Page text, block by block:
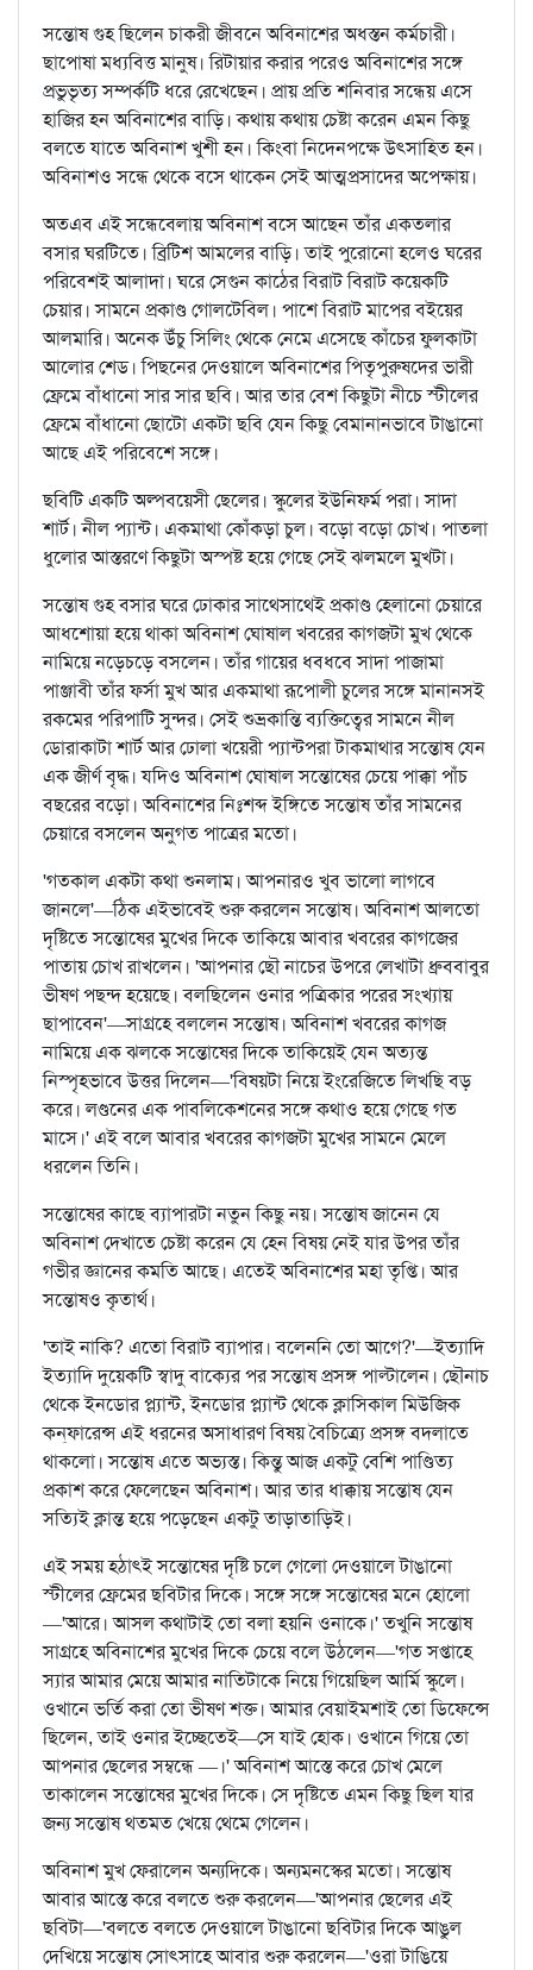
সন্তোষ গুহ ছিলেন চাকরী জীবনে অবিনাশের অধস্তন কর্মচারী।
ছাপোষা মধ্যবিত্ত মানুষ। রিটায়ার করার পরেও অবিনাশের সঙ্গে
প্রভুভৃত্য সম্পর্কটি ধরে রেখেছেন। প্রায় প্রতি শনিবার সন্ধেয় এসে
হাজির হন অবিনাশের বাড়ি। কথায় কথায় চেষ্টা করেন এমন কিছু
বলতে যাতে অবিনাশ খুশী হন। কিংবা নিদেনপক্ষে উৎসাহিত হন।
অবিনাশও সন্ধে থেকে বসে থাকেন সেই আত্মপ্রসাদের অপেক্ষায়।
অতএব এই সন্ধেবেলায় অবিনাশ বসে আছেন তাঁর একতলার
বসার ঘরটিতে। ব্রিটিশ আমলের বাড়ি। তাই পুরোনো হলেও ঘরের
পরিবেশই আলাদা। ঘরে সেগুন কাঠের বিরাট বিরাট কয়েকটি
চেয়ার। সামনে প্রকাণ্ড গোলটেবিল। পাশে বিরাট মাপের বইয়ের
আলমারি। অনেক উঁচু সিলিং থেকে নেমে এসেছে কাঁচের ফুলকাটা
আলোর শেড। পিছনের দেওয়ালে অবিনাশের পিতৃপুরুষদের ভারী
ফ্রেমে বাঁধানো সার সার ছবি। আর তার বেশ কিছুটা নীচে স্টীলের
ফ্রেমে বাঁধানো ছোটো একটা ছবি যেন কিছু বেমানানভাবে টাঙানো
আছে এই পরিবেশে সঙ্গে।
ছবিটি একটি অল্পবয়েসী ছেলের। স্কুলের ইউনিফর্ম পরা। সাদা
শার্ট। নীল প্যান্ট। একমাথা কোঁকড়া চুল। বড়ো বড়ো চোখ। পাতলা
ধুলোর আস্তরণে কিছুটা অস্পষ্ট হয়ে গেছে সেই ঝলমলে মুখটা।
সন্তোষ গুহ বসার ঘরে ঢোকার সাথেসাথেই প্রকাণ্ড হেলানো চেয়ারে
আধশোয়া হয়ে থাকা অবিনাশ ঘোষাল খবরের কাগজটা মুখ থেকে
নামিয়ে নড়েচড়ে বসলেন। তাঁর গায়ের ধবধবে সাদা পাজামা
পাঞ্জাবী তাঁর ফর্সা মুখ আর একমাথা রূপোলী চুলের সঙ্গে মানানসই
রকমের পরিপাটি সুন্দর। সেই শুভ্রকান্তি ব্যক্তিত্বের সামনে নীল
ডোরাকাটা শার্ট আর ঢোলা খয়েরী প্যান্টপরা টাকমাথার সন্তোষ যেন
এক জীর্ণ বৃদ্ধ। যদিও অবিনাশ ঘোষাল সন্তোষের চেয়ে পাক্কা পাঁচ
বছরের বড়ো। অবিনাশের নিঃশব্দ ইঙ্গিতে সন্তোষ তাঁর সামনের
চেয়ারে বসলেন অনুগত পাত্রের মতো।
'গতকাল একটা কথা শুনলাম। আপনারও খুব ভালো লাগবে
জানলে'—ঠিক এইভাবেই শুরু করলেন সন্তোষ। অবিনাশ আলতো
দৃষ্টিতে সন্তোষের মুখের দিকে তাকিয়ে আবার খবরের কাগজের
পাতায় চোখ রাখলেন। 'আপনার ছৌ নাচের উপরে লেখাটা ধ্রুববাবুর
ভীষণ পছন্দ হয়েছে। বলছিলেন ওনার পত্রিকার পরের সংখ্যায়
ছাপাবেন'—সাগ্রহে বললেন সন্তোষ। অবিনাশ খবরের কাগজ
নামিয়ে এক ঝলকে সন্তোষের দিকে তাকিয়েই যেন অত্যন্ত
নিস্পৃহভাবে উত্তর দিলেন—'বিষয়টা নিয়ে ইংরেজিতে লিখছি বড়
করে। লণ্ডনের এক পাবলিকেশনের সঙ্গে কথাও হয়ে গেছে গত
মাসে।' এই বলে আবার খবরের কাগজটা মুখের সামনে মেলে
ধরলেন তিনি।
সন্তোষের কাছে ব্যাপারটা নতুন কিছু নয়। সন্তোষ জানেন যে
অবিনাশ দেখাতে চেষ্টা করেন যে হেন বিষয় নেই যার উপর তাঁর
গভীর জ্ঞানের কমতি আছে। এতেই অবিনাশের মহা তৃপ্তি। আর
সন্তোষও কৃতার্থ।
'তাই নাকি? এতো বিরাট ব্যাপার। বলেননি তো আগে?'—ইত্যাদি
ইত্যাদি দুয়েকটি স্বাদু বাক্যের পর সন্তোষ প্রসঙ্গ পাল্টালেন। ছৌনাচ
থেকে ইনডোর প্ল্যান্ট, ইনডোর প্ল্যান্ট থেকে ক্লাসিকাল মিউজিক
কন্‌ফারেন্স এই ধরনের অসাধারণ বিষয় বৈচিত্র্যে প্রসঙ্গ বদলাতে
থাকলো। সন্তোষ এতে অভ্যস্ত। কিন্তু আজ একটু বেশি পাণ্ডিত্য
প্রকাশ করে ফেলেছেন অবিনাশ। আর তার ধাক্কায় সন্তোষ যেন
সত্যিই ক্লান্ত হয়ে পড়েছেন একটু তাড়াতাড়িই।
এই সময় হঠাৎই সন্তোষের দৃষ্টি চলে গেলো দেওয়ালে টাঙানো
স্টীলের ফ্রেমের ছবিটার দিকে। সঙ্গে সঙ্গে সন্তোষের মনে হোলো
—'আরে। আসল কথাটাই তো বলা হয়নি ওনাকে।' তখুনি সন্তোষ
সাগ্রহে অবিনাশের মুখের দিকে চেয়ে বলে উঠলেন—'গত সপ্তাহে
স্যার আমার মেয়ে আমার নাতিটাকে নিয়ে গিয়েছিল আর্মি স্কুলে।
ওখানে ভর্তি করা তো ভীষণ শক্ত। আমার বেয়াইমশাই তো ডিফেন্সে
ছিলেন, তাই ওনার ইচ্ছেতেই—সে যাই হোক। ওখানে গিয়ে তো
আপনার ছেলের সম্বন্ধে —।' অবিনাশ আস্তে করে চোখ মেলে
তাকালেন সন্তোষের মুখের দিকে। সে দৃষ্টিতে এমন কিছু ছিল যার
জন্য সন্তোষ থতমত খেয়ে থেমে গেলেন।
অবিনাশ মুখ ফেরালেন অন্যদিকে। অন্যমনস্কের মতো। সন্তোষ
আবার আস্তে করে বলতে শুরু করলেন—'আপনার ছেলের এই
ছবিটা—'বলতে বলতে দেওয়ালে টাঙানো ছবিটার দিকে আঙুল
দেখিয়ে সন্তোষ সোৎসাহে আবার শুরু করলেন—'ওরা টাঙিয়ে